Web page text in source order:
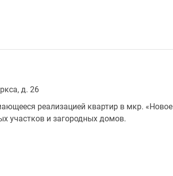
д. 26
реализацией квартир в мкр. «Новое
участков и загородных домов.